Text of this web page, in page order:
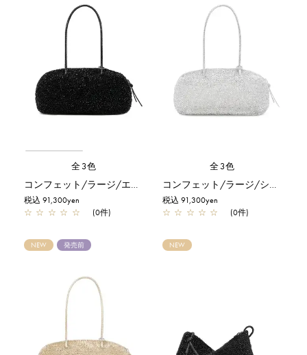
全3色
コンフェット/ラージ/エナメルブラック
税込 91,300yen
☆ ☆ ☆ ☆ ☆ (0件)
全3色
コンフェット/ラージ/シルバー
税込 91,300yen
☆ ☆ ☆ ☆ ☆ (0件)
NEW 発売前 NEW